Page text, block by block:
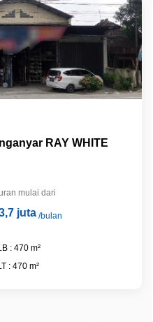
RAY WHITE
mulai dari
juta/bulan
: 470 m²
: 470 m²